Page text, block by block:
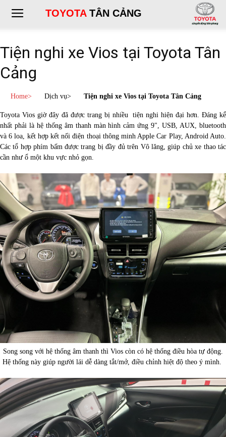
TOYOTATÂN CẢNG
Tiện nghi xe Vios tại Toyota Tân
Cảng
Home> Dịch vụ> Tiện nghi xe Vios tại Toyota Tân Cảng
Toyota Vios giờ đây đã được trang bị nhiều tiện nghi hiện đại hơn. Đáng kể
nhất phải là hệ thống âm thanh màn hình cảm ứng 9", USB, AUX, bluetooth
và 6 loa, kết hợp kết nối điện thoại thông minh Apple Car Play, Android Auto.
Các tổ hợp phím bấm được trang bị đầy đủ trên Vô lăng, giúp chủ xe thao tác
cần như ổ một khu vực nhỏ gọn.
Song song với hệ thống âm thanh thì Vios còn có hệ thống điều hòa tự động.
Hệ thống này giúp người lái dễ dàng tắt/mở, điều chỉnh hiệt độ theo ý mình.